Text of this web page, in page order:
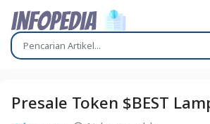
Presale Token $BEST